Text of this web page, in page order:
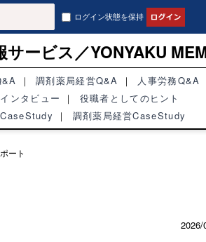
ログイン状態を保持
サービス／YONYAKU
調剤薬局経営Q&A
人事労務Q&A
ンタビュー
役職者としてのヒント
調剤薬局経営CaseStudy
ート
2026/